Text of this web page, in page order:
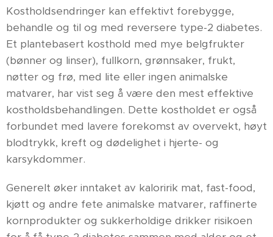
Kostholdsendringer kan effektivt forebygge,
behandle og til og med reversere type-2 diabetes.
Et plantebasert kosthold med mye belgfrukter
(bønner og linser), fullkorn, grønnsaker, frukt,
nøtter og frø, med lite eller ingen animalske
matvarer, har vist seg å være den mest effektive
kostholdsbehandlingen. Dette kostholdet er også
forbundet med lavere forekomst av overvekt, høyt
blodtrykk, kreft og dødelighet i hjerte- og
karsykdommer.
Generelt øker inntaket av kaloririk mat, fast-food,
kjøtt og andre fete animalske matvarer, raffinerte
kornprodukter og sukkerholdige drikker risikoen